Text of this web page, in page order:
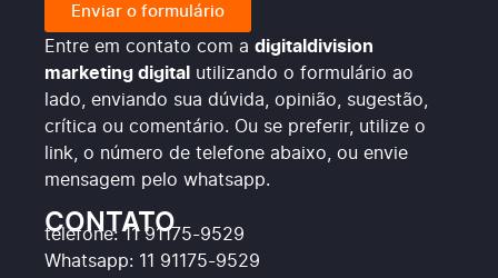
Enviar o formulário
Entre em contato com a digitaldivision
marketing digital utilizando o formulário ao
lado, enviando sua dúvida, opinião, sugestão,
crítica ou comentário. Ou se preferir, utilize o
link, o número de telefone abaixo, ou envie
mensagem pelo whatsapp.
CONTATO
telefone: 11 91175-9529
Whatsapp: 11 91175-9529